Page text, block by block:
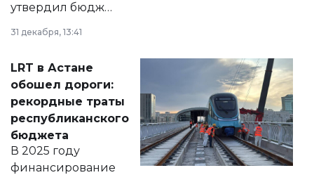
утвердил бюджет
города на 2026–
2028 годы.
документ
появился в базе
нормативных
правовых актов и
на сайте маслихат
города.
31 декабря, 13:41
LRT в Астане
обошел дороги:
рекордные траты
республиканского
бюджета
В 2025 году
финансирование